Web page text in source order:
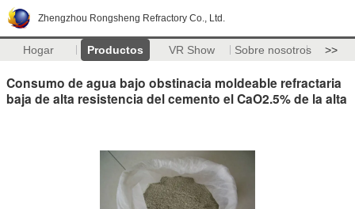
Zhengzhou Rongsheng Refractory Co., Ltd.
Hogar Productos VR Show Sobre nosotros >>
Consumo de agua bajo obstinacia moldeable refractaria
baja de alta resistencia del cemento el CaO2.5% de la alta